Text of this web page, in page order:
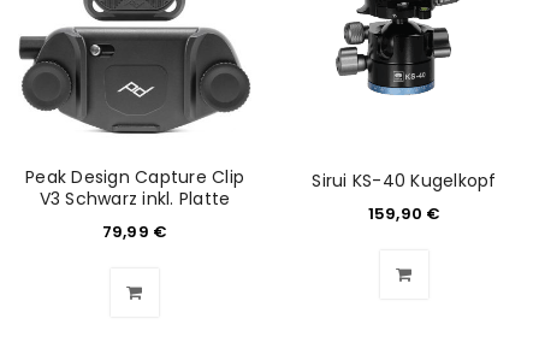
ANMELDEN
Benutzername oder E-Mail-Adresse
Peak Design Capture Clip
V3 Schwarz inkl. Platte
79,99 €
Sirui KS-40 Kugelkopf
159,90 €